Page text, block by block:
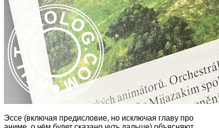
Эссе (включая предисловие, но исключая главу про